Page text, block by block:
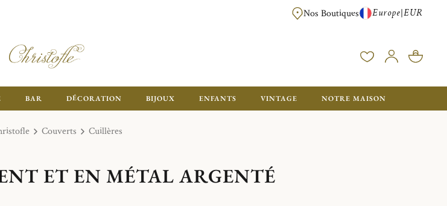
LIVRAISON OFFERTE DÈS 350€ D'ACHAT, AVEC
Nos Boutiques Europe|EUR
BAR DÉCORATION BIJOUX ENFANTS VINTAGE NOTRE MAISON
Couverts Cuillères
ET EN MÉTAL ARGENTÉ